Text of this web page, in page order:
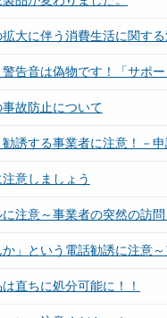
大に伴う消費生活に関す
告音は偽物です！「サポ
故防止について
誘する事業者に注意！－
意しましょう
注意～事業者の突然の訪
か」という電話勧誘に注意
直ちに処分可能に！！